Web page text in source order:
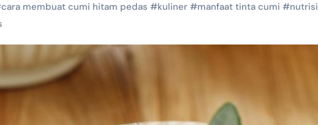
cara membuat cumi hitam pedas #kuliner #manfaat tinta cumi #nutrisi